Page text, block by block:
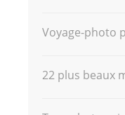
Voyage-photo
22 plus beaux